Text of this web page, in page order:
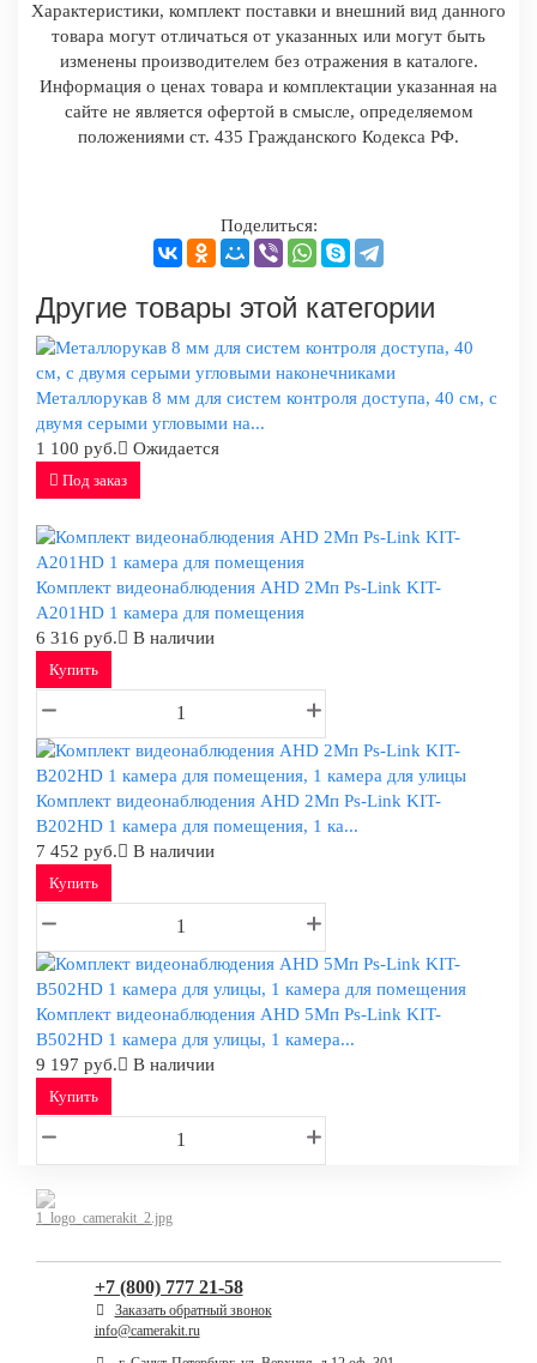
Характеристики, комплект поставки и внешний вид данного
товара могут отличаться от указанных или могут быть
изменены производителем без отражения в каталоге.
Информация о ценах товара и комплектации указанная на
сайте не является офертой в смысле, определяемом
положениями ст. 435 Гражданского Кодекса РФ.
Поделиться:
Другие товары этой категории
Металлорукав 8 мм для систем контроля доступа, 40 см, с
двумя серыми угловыми на...
1 100 руб.
Ожидается
Под заказ
Комплект видеонаблюдения AHD 2Мп Ps-Link KIT-
A201HD 1 камера для помещения
6 316 руб.
В наличии
Купить
Комплект видеонаблюдения AHD 2Мп Ps-Link KIT-
B202HD 1 камера для помещения, 1 ка...
7 452 руб.
В наличии
Купить
Комплект видеонаблюдения AHD 5Мп Ps-Link KIT-
B502HD 1 камера для улицы, 1 камера...
9 197 руб.
В наличии
Купить
+7 (800) 777 21-58
Заказать обратный звонок
info@camerakit.ru